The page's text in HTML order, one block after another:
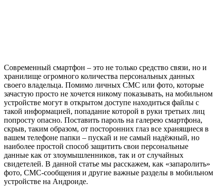
Современный смартфон – это не только средство связи, но и
хранилище огромного количества персональных данных
своего владельца. Помимо личных СМС или фото, которые
зачастую просто не хочется никому показывать, на мобильном
устройстве могут в открытом доступе находиться файлы с
такой информацией, попадание которой в руки третьих лиц
попросту опасно. Поставить пароль на галерею смартфона,
скрыв, таким образом, от посторонних глаз все хранящиеся в
вашем телефоне папки – пускай и не самый надёжный, но
наиболее простой способ защитить свои персональные
данные как от злоумышленников, так и от случайных
свидетелей. В данной статье мы расскажем, как «запаролить»
фото, СМС-сообщения и другие важные разделы в мобильном
устройстве на Андроиде.